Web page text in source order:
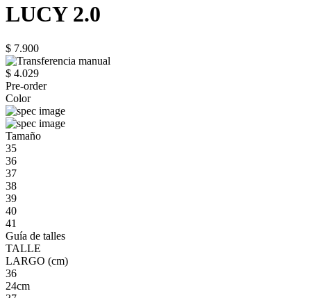
LUCY 2.0
$ 7.900
$ 4.029
Pre-order
Color
Tamaño
35
36
37
38
39
40
41
Guía de talles
TALLE
LARGO (cm)
36
24cm